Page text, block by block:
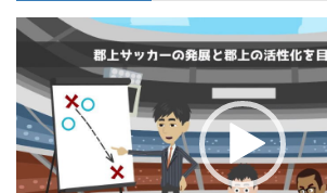
動
プ
レ
ー
ヤ
ー